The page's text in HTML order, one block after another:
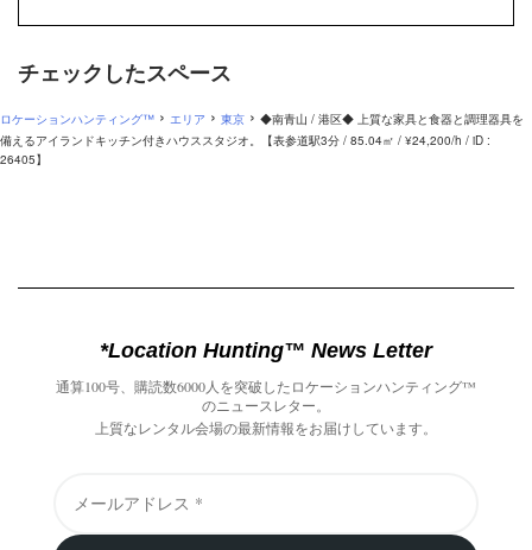
チェックしたスペース
ロケーションハンティング™ › エリア › 東京 › ◆南青山 / 港区◆ 上質な家具と食器と調理器具を
備えるアイランドキッチン付きハウススタジオ。【表参道駅3分 / 85.04㎡ / ¥24,200/h / iD :
26405】
*Location Hunting™️ News Letter
通算100号、購読数6000人を突破したロケーションハンティング™️
のニュースレター。
上質なレンタル会場の最新情報をお届けしています。